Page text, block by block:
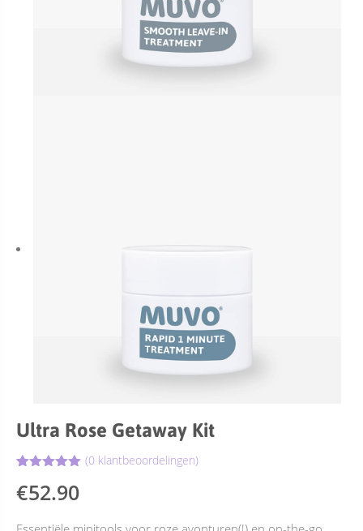
Ultra Rose Getaway Kit
5.00op 5
gebaseerd
waarderingen
(0 klantbeoordelingen)
€52.90